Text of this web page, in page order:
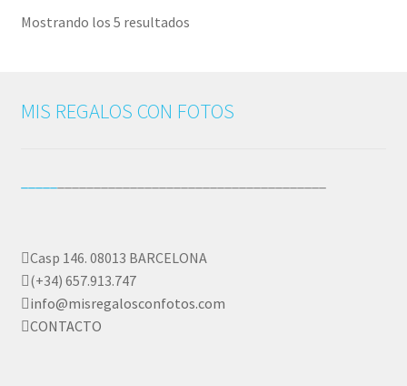
Mostrando los 5 resultadosOrdenado
a
MIS REGALOS CON FOTOS
Casp 146. 08013 BARCELONA
(+34) 657.913.747
info@misregalosconfotos.com
CONTACTO